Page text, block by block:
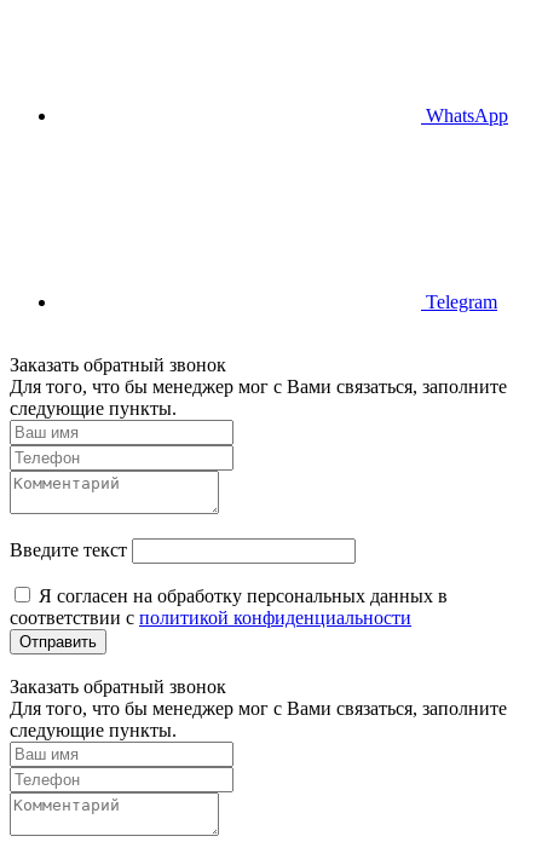
WhatsApp
Telegram
Заказать обратный звонок
Для того, что бы менеджер мог с Вами связаться, заполните
следующие пункты.
Введите текст
Я согласен на обработку персональных данных в
соответствии с политикой конфиденциальности
Отправить
Заказать обратный звонок
Для того, что бы менеджер мог с Вами связаться, заполните
следующие пункты.